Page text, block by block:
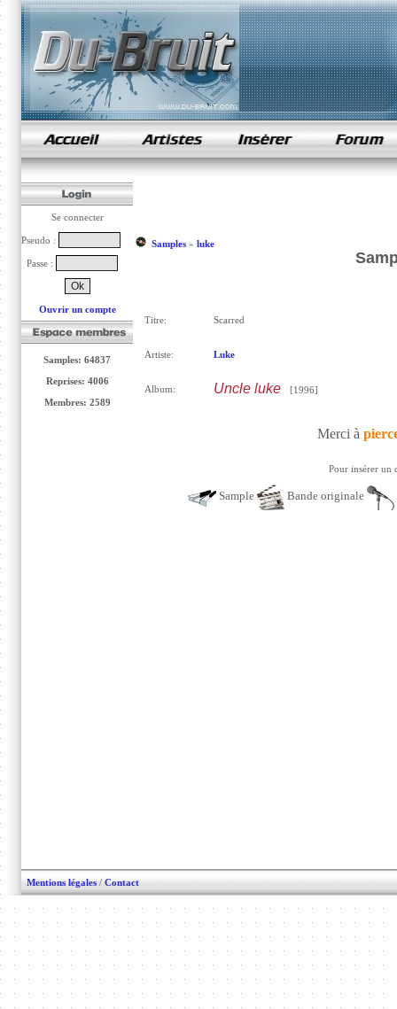
samples de rap
Se connecter
Pseudo :
Passe :
Ouvrir un compte
Samples: 64837
Reprises: 4006
Membres: 2589
Samples» luke
Titre: Scarred
Artiste: Luke
Album: Uncle luke [1996]
Merci à
Pour insérer un
Sample Bande originale
Mentions légales / Contact